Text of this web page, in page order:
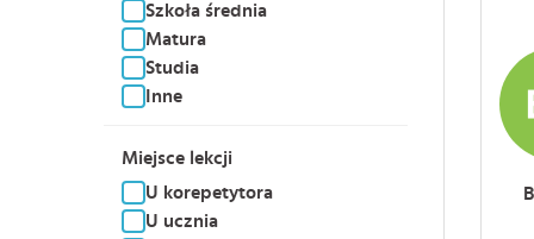
Szkoła średnia
Matura
Studia
Inne
Miejsce lekcji
U korepetytora
U ucznia